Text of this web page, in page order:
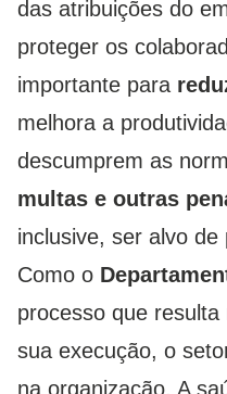
das atribuições do
proteger os
importante para
melhora a
descumprem as
multas e outras
inclusive, ser alvo
Como o
processo que
sua execução, o
na organização. A